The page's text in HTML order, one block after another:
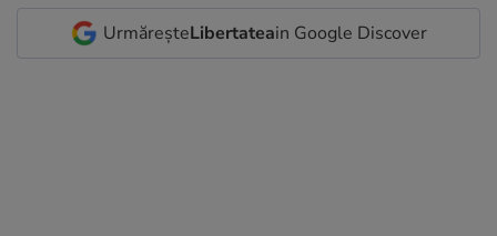
UrmăreșteLibertateain Google Discover